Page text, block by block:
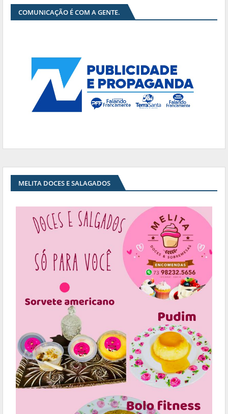
COMUNICAÇÃO É COM A GENTE.
MELITA DOCES E SALAGADOS